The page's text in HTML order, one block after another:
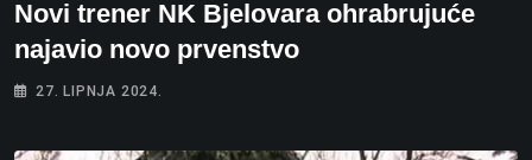
Novi trener NK Bjelovara ohrabrujuće
najavio novo prvenstvo
27. LIPNJA 2024.